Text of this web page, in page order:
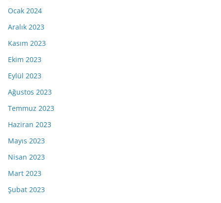
Ocak 2024
Aralık 2023
Kasım 2023
Ekim 2023
Eylül 2023
Ağustos 2023
Temmuz 2023
Haziran 2023
Mayıs 2023
Nisan 2023
Mart 2023
Şubat 2023